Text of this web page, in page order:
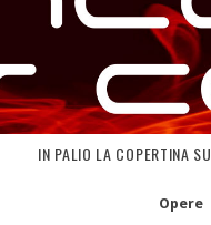
IN PALIO LA COPERTINA
Opere